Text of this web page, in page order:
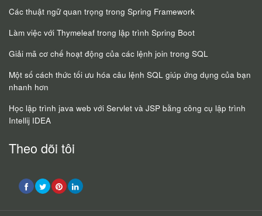
Các thuật ngữ quan trọng trong Spring Framework
Làm việc với Thymeleaf trong lập trình Spring Boot
Giải mã cơ chế hoạt động của các lệnh join trong SQL
Một số cách thức tối ưu hóa câu lệnh SQL giúp ứng dụng của bạn
nhanh hơn
Học lập trình java web với Servlet và JSP bằng công cụ lập trình
Intellij IDEA
Theo dõi tôi